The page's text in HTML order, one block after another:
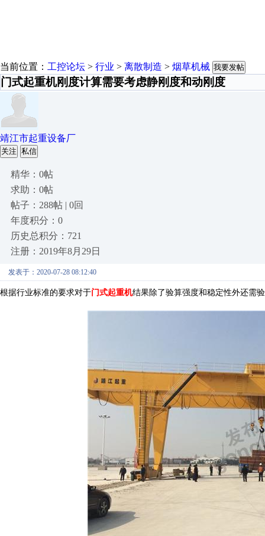
当前位置： 工控论坛 > 行业 > 离散制造 > 烟草机械 我要发帖
门式起重机刚度计算需要考虑静刚度和动刚度
靖江市起重设备厂
关注 私信
精华：0帖
求助：0帖
帖子：288帖 | 0回
年度积分：0
历史总积分：721
注册：2019年8月29日
发表于：2020-07-28 08:12:40
根据行业标准的要求对于门式起重机结果除了验算强度和稳定性外还需